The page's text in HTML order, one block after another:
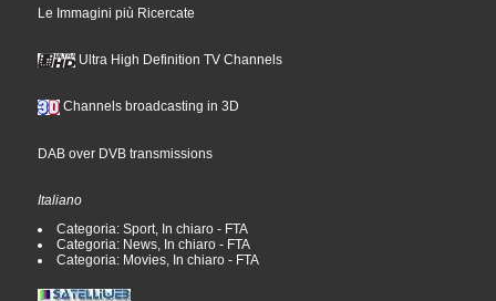
Le Immagini più Ricercate
Ultra High Definition TV Channels
Channels broadcasting in 3D
DAB over DVB transmissions
Italiano
Categoria: Sport, In chiaro - FTA
Categoria: News, In chiaro - FTA
Categoria: Movies, In chiaro - FTA